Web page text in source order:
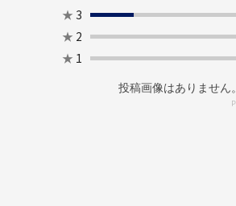
★ 3
★ 2
★ 1
投稿画像はありません。